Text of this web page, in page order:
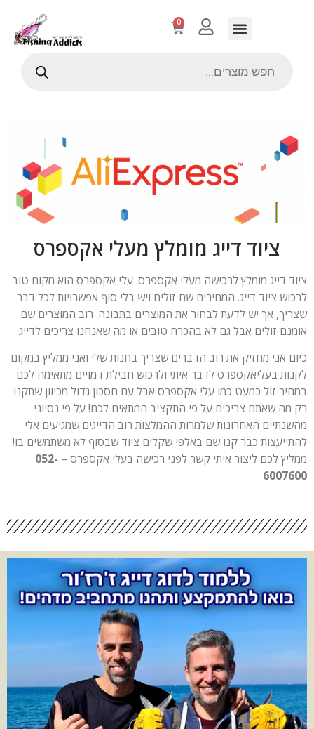
0
ציוד דייג מומלץ מעלי אקספרס
ציוד דייג מומלץ לרכישה מעלי אקספרס. עלי אקספרס הוא מקום טוב
לרכוש ציוד דייג. המחירים שם זולים ויש בלי סוף אפשרויות לכל דבר
שצריך, אך יש לדעת לבחור את המוצרים בתבונה. רוב המוצרים שם
אומנם זולים אבל גם לא בהכרח טובים או מה שאנחנו צריכים לדייג.
כיום אני מחזיק את רוב הדברים שצריך בחנות שלי ואני ממליץ במקום
לקנות בעליאקספרס לדבר איתי ולרכוש חבילת דמויים מתאימה לכם
במחיר זול כמעט כמו עלי אקספרס אבל עם חסכון גדול מכיוון שתקנו
רק מה שאתם צריכים על פי התקציב המתאים לכם! על פי נסיוני
מהשנתיים האחרונות שלמרות ההמלצות רוב הדייגים שמגיעים אלי
להתייעצות כבר קנו שם באלפי שקלים ציוד שבסוף לא משתמשים בו!
ממליץ לכם ליצור איתי קשר לפני רכישה בעלי אקספרס – 052-
6007600